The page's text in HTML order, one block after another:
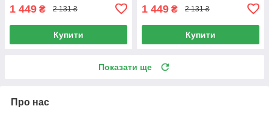
1 449 ₴ 2 131 ₴
Купити
1 449 ₴ 2 131 ₴
Купити
Показати ще
Про нас